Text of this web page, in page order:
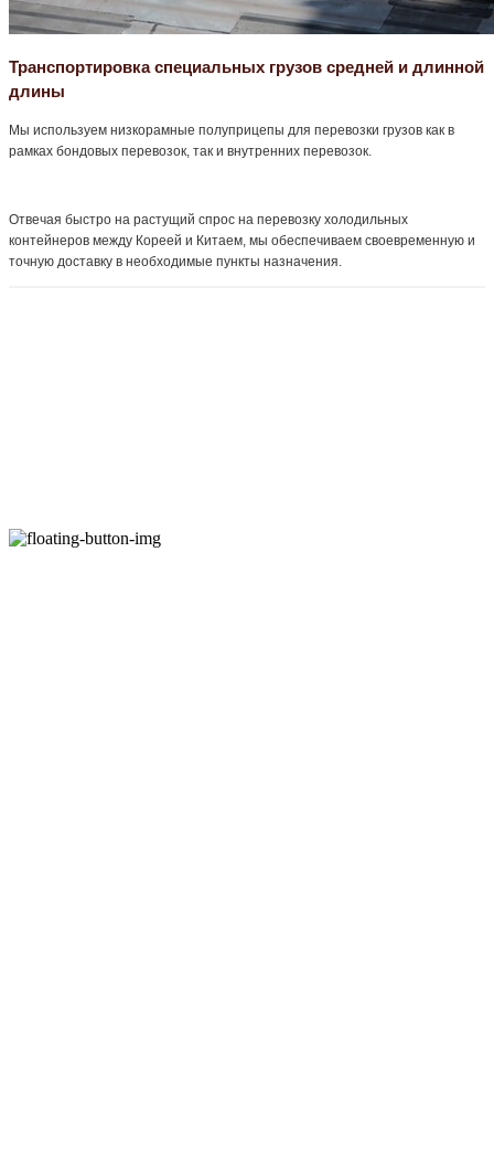
Транспортировка специальных грузов средней и длинной
длины
Мы используем низкорамные полуприцепы для перевозки грузов как в
рамках бондовых перевозок, так и внутренних перевозок.
Отвечая быстро на растущий спрос на перевозку холодильных
контейнеров между Кореей и Китаем, мы обеспечиваем своевременную и
точную доставку в необходимые пункты назначения.